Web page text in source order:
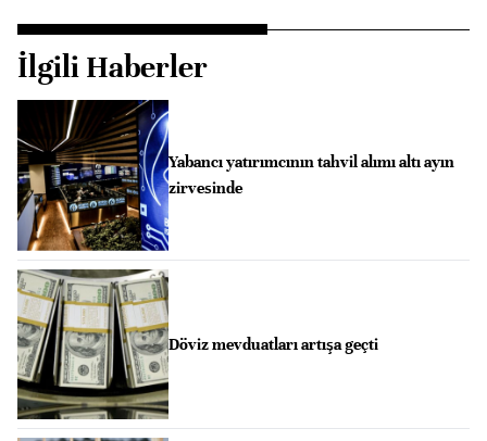
İlgili Haberler
Yabancı yatırımcının tahvil alımı altı ayın
zirvesinde
Döviz mevduatları artışa geçti